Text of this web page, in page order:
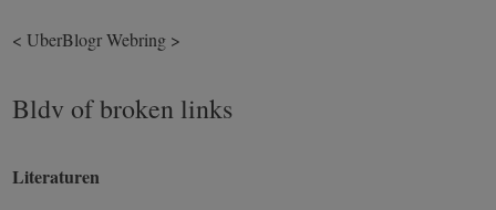
< UberBlogr Webring >
Bldv of broken links
Literaturen